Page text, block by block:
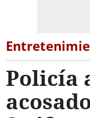
Policía